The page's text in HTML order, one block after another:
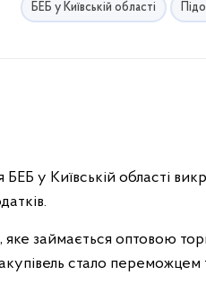
БЕБ у Київській області
у Київській області
займається оптовою
стало переможцем